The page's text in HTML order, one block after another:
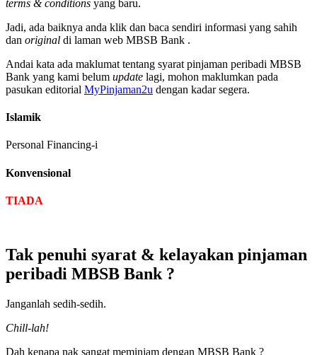
terms & conditions yang baru.
Jadi, ada baiknya anda klik dan baca sendiri informasi yang sahih
dan original di laman web MBSB Bank .
Andai kata ada maklumat tentang syarat pinjaman peribadi MBSB
Bank yang kami belum update lagi, mohon maklumkan pada
pasukan editorial MyPinjaman2u dengan kadar segera.
Islamik
Personal Financing-i
Konvensional
TIADA
Tak penuhi syarat & kelayakan pinjaman
peribadi MBSB Bank ?
Janganlah sedih-sedih.
Chill-lah!
Dah kenapa nak sangat meminjam dengan MBSB Bank ?